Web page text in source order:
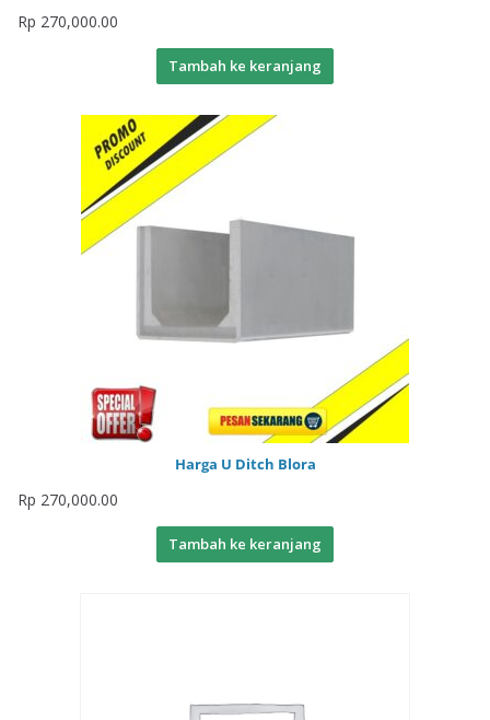
Rp 270,000.00
Tambah ke keranjang
Harga U Ditch Blora
Rp 270,000.00
Tambah ke keranjang